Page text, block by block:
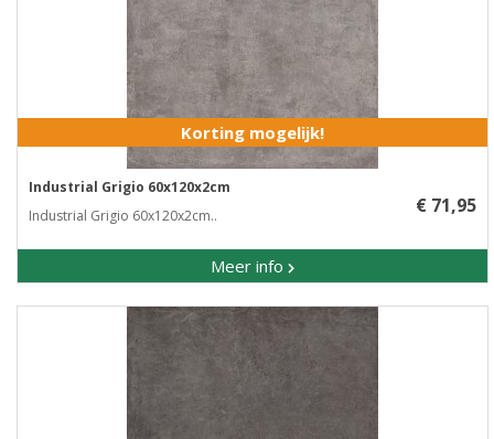
Korting mogelijk!
Industrial Grigio 60x120x2cm
Industrial Grigio 60x120x2cm..
Meer info
€ 71,95